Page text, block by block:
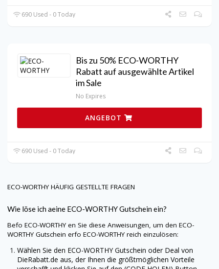
690 Used - 0 Today
Bis zu 50% ECO-WORTHY
Rabatt auf ausgewählte Artikel
im Sale
No Expires
ANGEBOT
690 Used - 0 Today
ECO-WORTHY HÄUFIG GESTELLTE FRAGEN
Wie löse ich aeine ECO-WORTHYGutschein ein?
Befo ECO-WORTHY en Sie diese Anweisungen, um den ECO-
WORTHY Gutschein erfo ECO-WORTHY reich einzulösen:
Wählen Sie den ECO-WORTHYGutschein oder Deal von
DieRabatt.de aus, der Ihnen die größtmöglichen Vorteile